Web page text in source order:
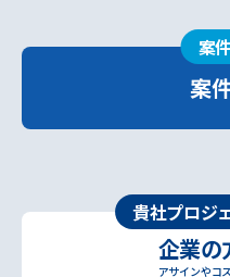
案
案
貴社プロジ
企業の
アサインやコ